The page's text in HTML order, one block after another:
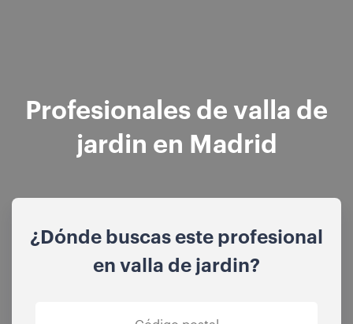
Profesionales de valla de
jardin en Madrid
¿Dónde buscas este profesional
en valla de jardin?